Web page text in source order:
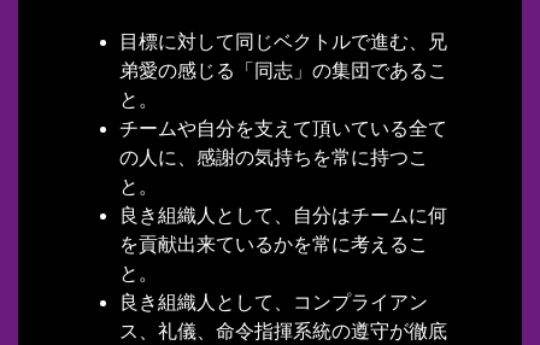
目標に対して同じベクトルで進む、兄
弟愛の感じる「同志」の集団であるこ
と。
チームや自分を支えて頂いている全て
の人に、感謝の気持ちを常に持つこ
と。
良き組織人として、自分はチームに何
を貢献出来ているかを常に考えるこ
と。
良き組織人として、コンプライアン
ス、礼儀、命令指揮系統の遵守が徹底